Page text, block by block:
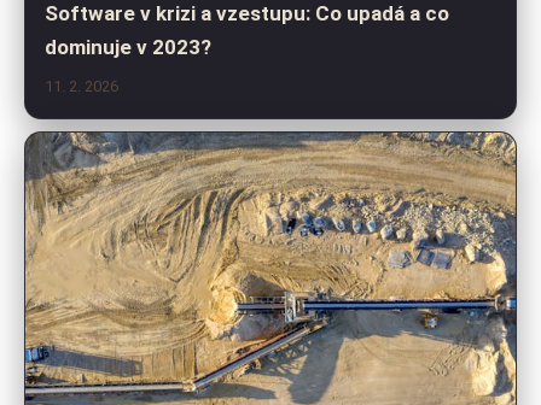
Software v krizi a vzestupu: Co upadá a co
dominuje v 2023?
11. 2. 2026